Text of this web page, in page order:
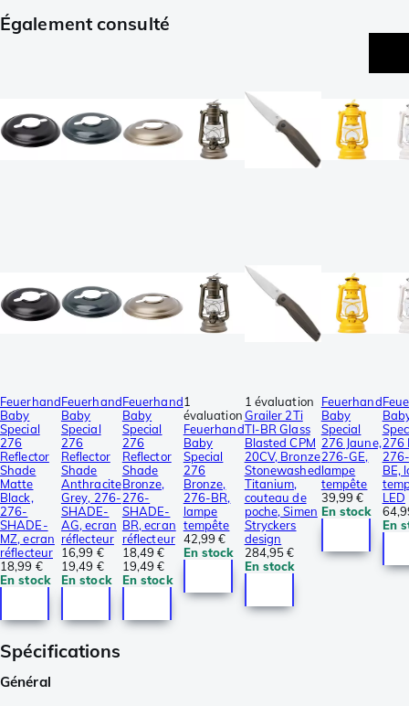
Également consulté
Feuerhand
Baby
Special
276
Reflector
Shade
Matte
Black,
276-
SHADE-
MZ, ecran
réflecteur
18,99 €
En stock
Feuerhand
Baby
Special
276
Reflector
Shade
Anthracite
Grey, 276-
SHADE-
AG, ecran
réflecteur
16,99 €
19,49 €
En stock
Feuerhand
Baby
Special
276
Reflector
Shade
Bronze,
276-
SHADE-
BR, ecran
réflecteur
18,49 €
19,49 €
En stock
1
évaluation
Feuerhand
Baby
Special
276
Bronze,
276-BR,
lampe
tempête
42,99 €
En stock
1 évaluation
Grailer 2Ti
TI-BR Glass
Blasted CPM
20CV, Bronze
Stonewashed
Titanium,
couteau de
poche, Simen
Stryckers
design
284,95 €
En stock
Feuerhand
Baby
Special
276 Jaune,
276-GE,
lampe
tempête
39,99 €
En stock
276
BE,
LED
En
Spécifications
Général